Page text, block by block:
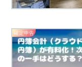
確定申告